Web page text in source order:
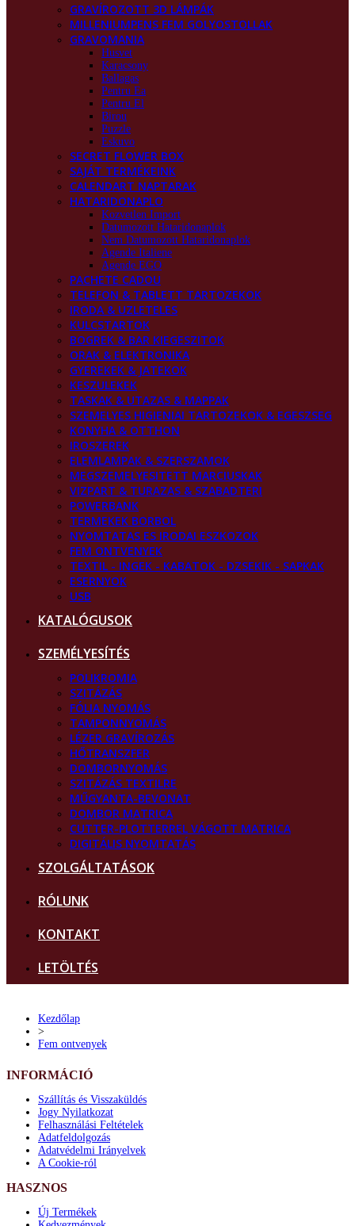
GRAVÍROZOTT 3D LÁMPÁK
MILLENIUMPENS FEM GOLYOSTOLLAK
GRAVOMANIA
Husvet
Karacsony
Ballagas
Pentru Ea
Pentru El
Birou
Puzzle
Eskuvo
SECRET FLOWER BOX
SAJÁT TERMÉKEINK
CALENDART NAPTARAK
HATARIDONAPLO
Kozvetlen Import
Datumozott Hataridonaplok
Nem Datumozott Hataridonaplok
Agende Italiene
Agende EGO
PACHETE CADOU
TELEFON & TABLETT TARTOZEKOK
IRODA & UZLETELES
KULCSTARTOK
BOGREK & BAR KIEGESZITOK
ORAK & ELEKTRONIKA
GYEREKEK & JATEKOK
KESZULEKEK
TASKAK & UTAZAS & MAPPAK
SZEMELYES HIGIENIAI TARTOZEKOK & EGESZSEG
KONYHA & OTTHON
IROSZEREK
ELEMLAMPAK & SZERSZAMOK
MEGSZEMELYESITETT MARCIUSKAK
VIZPART & TURAZAS & SZABADTERI
POWERBANK
TERMEKEK BORBOL
NYOMTATAS ES IRODAI ESZKOZOK
FEM ONTVENYEK
TEXTIL - INGEK - KABATOK - DZSEKIK - SAPKAK
ESERNYOK
USB
KATALÓGUSOK
SZEMÉLYESÍTÉS
POLIKROMIA
SZITÁZÁS
FÓLIA NYOMÁS
TAMPONNYOMÁS
LÉZER GRAVÍROZÁS
HŐTRANSZFER
DOMBORNYOMÁS
SZITÁZÁS TEXTILRE
MŰGYANTA-BEVONAT
DOMBOR MATRICA
CUTTER-PLOTTERREL VÁGOTT MATRICA
DIGITÁLIS NYOMTATÁS
SZOLGÁLTATÁSOK
RÓLUNK
KONTAKT
LETÖLTÉS
Kezdőlap
>
Fem ontvenyek
INFORMÁCIÓ
Szállítás és Visszaküldés
Jogy Nyilatkozat
Felhasználási Feltételek
Adatfeldolgozás
Adatvédelmi Irányelvek
A Cookie-ról
HASZNOS
Új Termékek